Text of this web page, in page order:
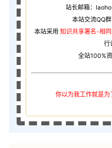
站长邮箱：
本站交流QQ
本站采用 知识共享署名-相
行
全站100%
你以为我工作就是为